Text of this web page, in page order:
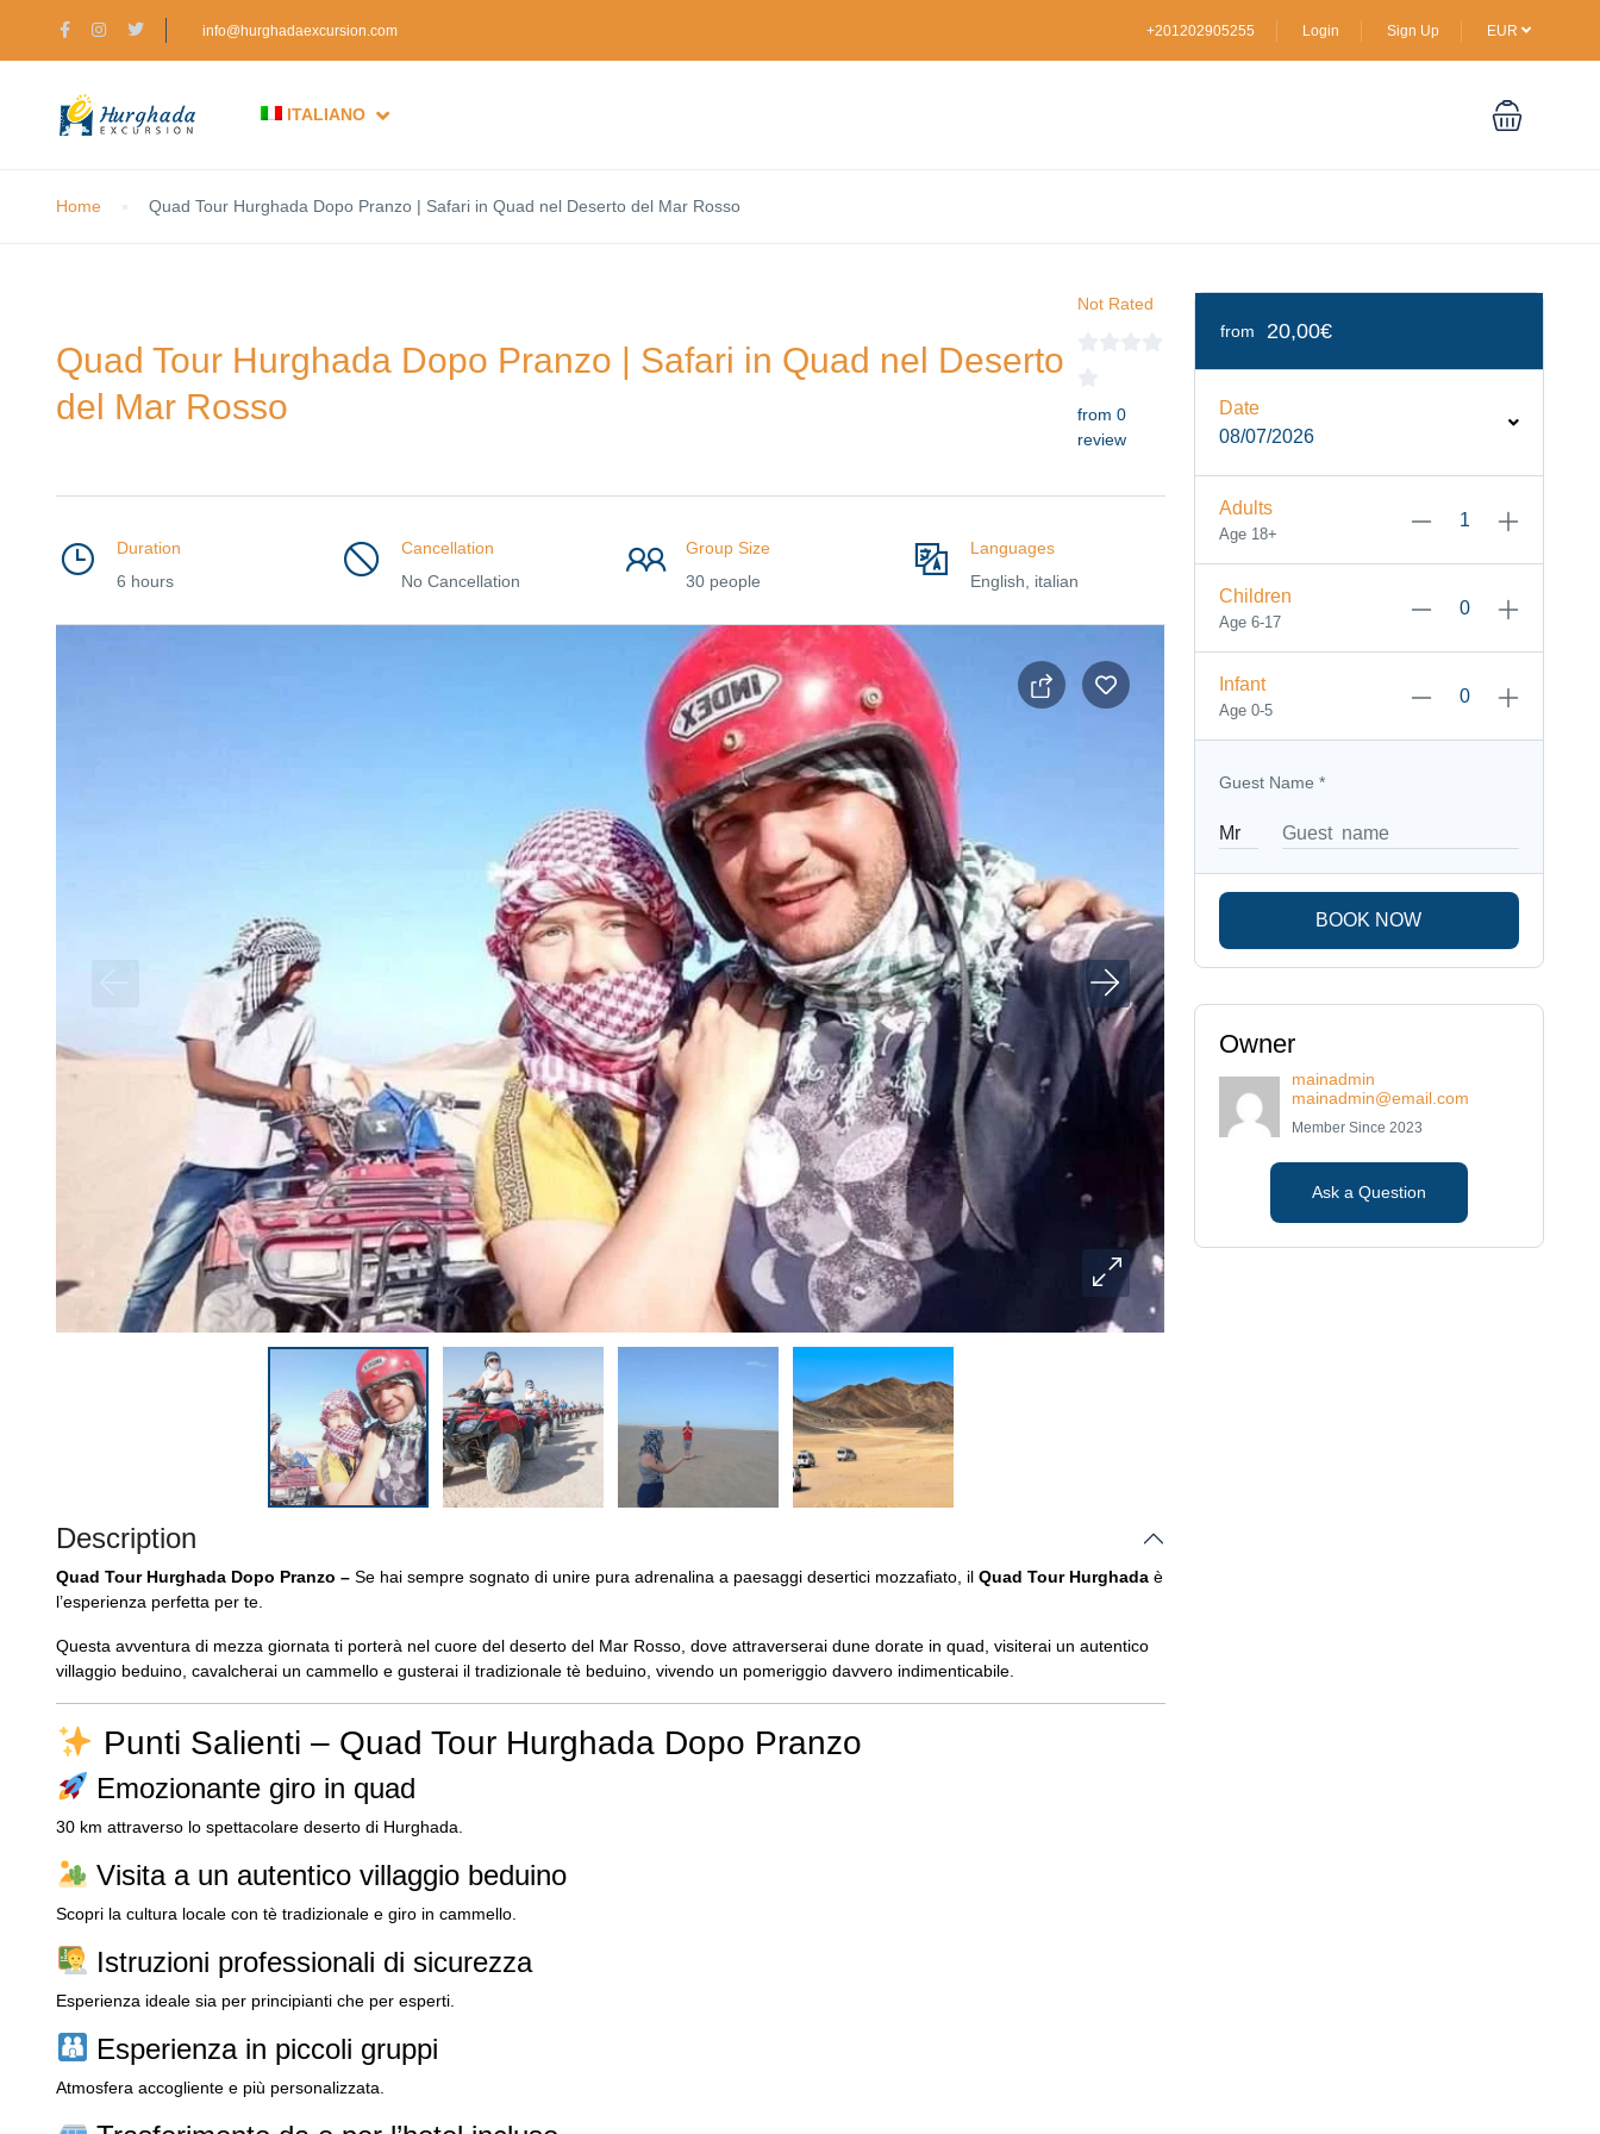
info@hurghadaexcursion.com +201202905255 Login Sign Up EUR
ITALIANO
Home Quad Tour Hurghada Dopo Pranzo | Safari in Quad nel Deserto del Mar Rosso
Quad Tour Hurghada Dopo Pranzo | Safari in Quad nel Deserto
del Mar Rosso
Not Rated
from 0
review
Duration
6 hours
Cancellation
No Cancellation
Group Size
30 people
Languages
English, italian
Description
Quad Tour Hurghada Dopo Pranzo – Se hai sempre sognato di unire pura adrenalina a paesaggi desertici mozzafiato, il Quad Tour Hurghada è
l’esperienza perfetta per te.
Questa avventura di mezza giornata ti porterà nel cuore del deserto del Mar Rosso, dove attraverserai dune dorate in quad, visiterai un autentico
villaggio beduino, cavalcherai un cammello e gusterai il tradizionale tè beduino, vivendo un pomeriggio davvero indimenticabile.
Punti Salienti – Quad Tour Hurghada Dopo Pranzo
Emozionante giro in quad
30 km attraverso lo spettacolare deserto di Hurghada.
Visita a un autentico villaggio beduino
Scopri la cultura locale con tè tradizionale e giro in cammello.
Istruzioni professionali di sicurezza
Esperienza ideale sia per principianti che per esperti.
Esperienza in piccoli gruppi
Atmosfera accogliente e più personalizzata.
from 20,00€
Date
08/07/2026
Adults
Age 18+
Children
Age 6-17
Infant
Age 0-5
Guest Name *
BOOK NOW
Owner
mainadmin
mainadmin@email.com
Member Since 2023
Ask a Question